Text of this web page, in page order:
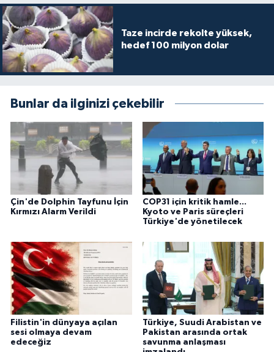
Taze incirde rekolte yüksek,
hedef 100 milyon dolar
Bunlar da ilginizi çekebilir
Çin'de Dolphin Tayfunu İçin
Kırmızı Alarm Verildi
COP31 için kritik hamle...
Kyoto ve Paris süreçleri
Türkiye'de yönetilecek
Filistin'in dünyaya açılan
sesi olmaya devam
edeceğiz
Türkiye, Suudi Arabistan ve
Pakistan arasında ortak
savunma anlaşması